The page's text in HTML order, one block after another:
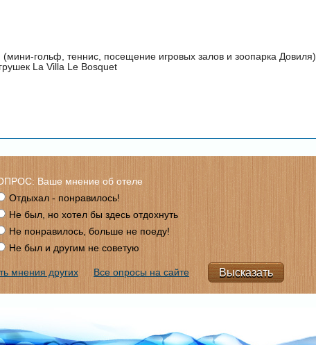
гольф, теннис, посещение игровых залов и зоопарка Довиля)
La Villa Le Bosquet
Ваше мнение об отеле
Отдыхал - понравилось!
Не был, но хотел бы здесь отдохнуть
Не понравилось, больше не поеду!
Не был и другим не советую
мнения других Все опросы на сайте